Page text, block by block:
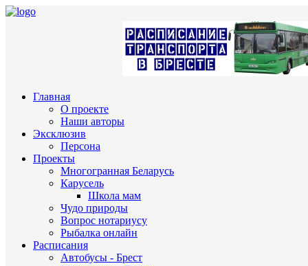
Главная
О проекте
Наши авторы
Эксклюзив
Персона
Проекты
Многогранная Беларусь
Карусель
Школа мам
Чудо природы
Вопрос нотариусу
Рыбалка онлайн
Расписания
Автобусы - Брест